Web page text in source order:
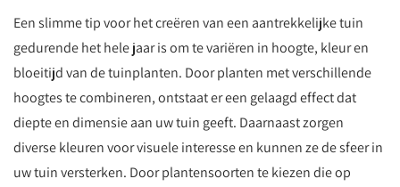
Een slimme tip voor het creëren van een aantrekkelijke tuin
gedurende het hele jaar is om te variëren in hoogte, kleur en
bloeitijd van de tuinplanten. Door planten met verschillende
hoogtes te combineren, ontstaat er een gelaagd effect dat
diepte en dimensie aan uw tuin geeft. Daarnaast zorgen
diverse kleuren voor visuele interesse en kunnen ze de sfeer in
uw tuin versterken. Door plantensoorten te kiezen die op